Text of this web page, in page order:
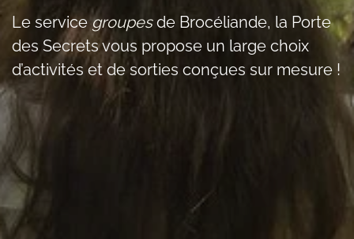
Le service groupesde Brocéliande, la Porte
des Secrets vous propose un large choix
d’activités et de sorties conçues sur mesure !